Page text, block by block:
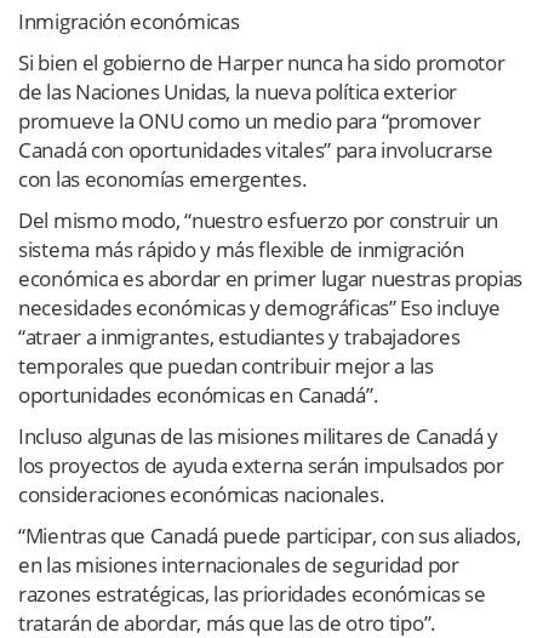
Inmigración económicas
Si bien el gobierno de Harper nunca ha sido promotor
de las Naciones Unidas, la nueva política exterior
promueve la ONU como un medio para “promover
Canadá con oportunidades vitales” para involucrarse
con las economías emergentes.
Del mismo modo, “nuestro esfuerzo por construir un
sistema más rápido y más flexible de inmigración
económica es abordar en primer lugar nuestras propias
necesidades económicas y demográficas” Eso incluye
“atraer a inmigrantes, estudiantes y trabajadores
temporales que puedan contribuir mejor a las
oportunidades económicas en Canadá”.
Incluso algunas de las misiones militares de Canadá y
los proyectos de ayuda externa serán impulsados por
consideraciones económicas nacionales.
“Mientras que Canadá puede participar, con sus aliados,
en las misiones internacionales de seguridad por
razones estratégicas, las prioridades económicas se
tratarán de abordar, más que las de otro tipo”.